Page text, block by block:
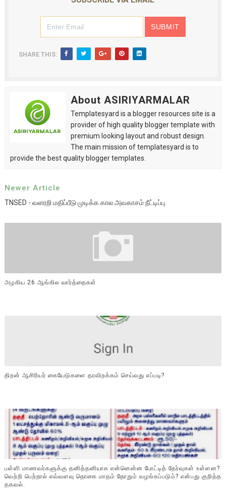
SHARE THIS:
About ASIRIYARMALAR
Templatesyard is a blogger resources site is a
provider of high quality blogger template with
premium looking layout and robust design.
The main mission of templatesyard is to
provide the best quality blogger templates.
Newer Article
TNSED - வளரறி மதிப்பீடு முடிக்க கால அவகாசம் நீட்டிப்பு.
அழகிய 26 ஆங்கில வார்த்தைகள்
திறன் ஆசிரியர் கையேடுகளை தரவிறக்கம் செய்வது எப்படி?
பள்ளி மாணவர்களுக்கு தனித்தனியாக என்னென்ன போட்டித் தேர்வுகள் உள்ளன?
வெற்றி பெற்றால் எவ்வளவு தொகை மாதம் தோறும் வழங்கப்படும்? என்பது குறித்த
தகவல்.